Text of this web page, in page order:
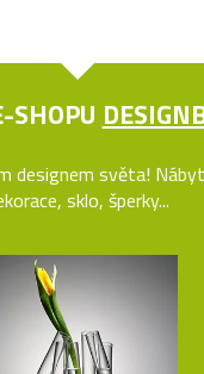
SHOPU
designem světa!
sklo, šperky...